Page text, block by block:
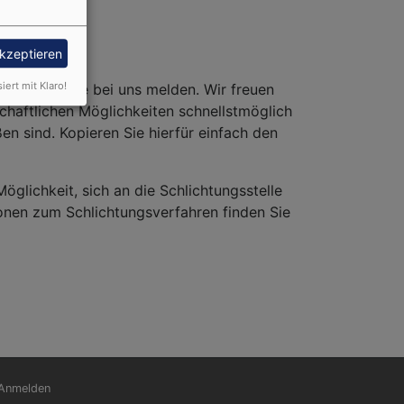
sich gerne bei uns melden. Wir freuen
Möglichkeiten schnellstmöglich
sind. Kopieren Sie hierfür einfach den
sich an die Schlichtungsstelle
zum Schlichtungsverfahren finden Sie
mit Klaro!